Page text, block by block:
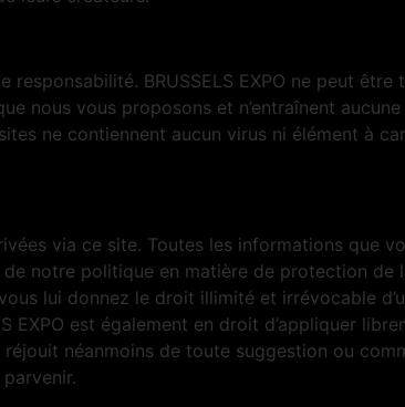
BRUSSELS EXPO ne peut
nous vous proposons et n’entraînent
ne contiennent aucun virus ni élément à
via ce site. Toutes les informations que
notre politique en matière de protection de
lui donnez le droit illimité et irrévocable
est également en droit d’appliquer
néanmoins de toute suggestion ou